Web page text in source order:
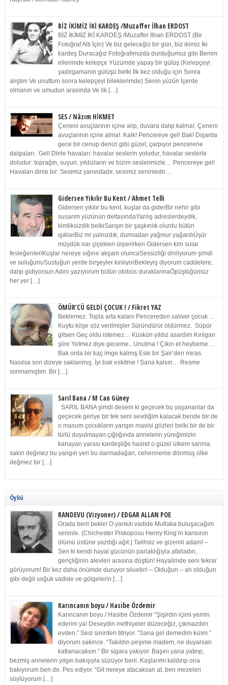
BİZ İKİMİZ İKİ KARDEŞ /Muzaffer İlhan ERDOST
BİZ İKİMİZ İKİ KARDEŞ /Muzaffer İlhan ERDOST (Bir
Fotoğraf Altı İçin) Ve biz geleceğiz bir gün, biz ikimiz İki
kardeş Duracağız Fotoğrafımızda durduğumuz gibi Benim
ellerimde kelepçe Yüzümde yapay bir gülüş (Kelepçeyi
yadırgamanın gülüşü belki İlk kez olduğu için Sonra
alıştım Ve unuttum sonra kelepçeyi bileklerimde) Senin yüzün İçerde
olmanın ve umudun arasında Ve ilk […]
SES / Nâzım HİKMET
Çeneni avuçlarının içine alıp, duvara dalıp kalma!. Çeneni
avuçlarının içine alma!. Kalk! Pencereye gel! Bak! Dışarda
gece bir cenup denizi gibi güzel, çarpıyor pencerene
dalgaları.. Gel! Dinle havaları: havalar seslerin yoludur, havalar seslerle
doludur: toprağın, suyun, yıldızların ve bizim seslerimizle… Pencereye gel!
Havaları dinle bir: Sesimiz yanındadır, sesimiz seninledir…
Gidersen Yıkılır Bu Kent / Ahmet Telli
Gidersen yıkılır bu kent, kuşlar da giderBir nehir gibi
susarım yüzünün deltasındaYanlış adreslerdeydik,
kimliksizdik belkiSarışın bir şaşkınlık olurdu bütün
ışıklarBiz mi yalnızdık, durmadan yağmur yağardıÜşür
müydük nar çiçekleri ürperirken Gidersen kim sular
fesleğenleriKuşlar nereye sığınır akşam oluncaSessizliği dinliyorum şimdi
ve soluğunuSustuğun yerde birşeyler kırılıyorBekleyiş diyorum caddelere,
dalıp gidiyorsun Adını yazıyorum bütün otobüs duraklarınaÖpüştüğümüz
her yer […]
ÖMÜR’CÜ GELDİ ÇOCUK ! / Fikret YAZ
Beklemez. Topla arta kalanı Pencereden satıver çocuk …
Kuytu köşe söz verilmişler Süründürür öldürmez. Süpür
gitsen Geç oldu istemez… Küskün yıldız asardım Kırılgan
şiire Yetmez diye geceme.. Unutma ! Çıkın et heybeme…
Bak orda bir kaç imge kalmış Eski bir Şair’den miras.
Nasılsa son dizeye saklanmış. İyi bak eskitme ! Sana kalsın… Resme
ısınmamıştım. Bir […]
Sarıl Bana / M Can Güney
SARIL BANA şimdi desem ki geçecek bu yaşananlar da
geçecek geriye bir tek seni sevdiğim kalacak bende bir de
o masum çocukların yangın mavisi gözleri belki bir de bir
türlü duyulmayan çığlığında annelerin yüreğimizin
kanayan yarası kardeşliğe hasret o güzel ülkem sanma
sakın değmez bu yangın yeri bu darmadağan, cehenneme dönmüş ülke
değmez bir […]
Öykü
RANDEVU (Vizyoner) / EDGAR ALLAN POE
Orada beni bekle! O yankılı vadide Mutlaka buluşacağım
seninle. (Chichester Piskoposu Henry King’in karısının
ölümü üstüne yazdığı ağıt.) Talihsiz ve gizemli adam! –
Sen ki kendi hayal gücünün parlaklığıyla afalladın,
gençliğinin alevleri arasına düştün! Hayalimde seni tekrar
görüyorum! Bir kez daha önümde duruyor siluetin! – Olduğun – ah olduğun
gibi değil soğuk vadide ve gölgelerin […]
Karıncanın boyu / Hasibe Özdemir
Karıncanın boyu / Hasibe Özdemir “Şişirdin içimi yemin
ederim ya! Deseydin methiyeler düzeceğiz, çıkmazdım
evden.” Sesi sinirden titriyor. “Sana gel demedim kızım.”
diyorum sakince. “Takıldın peşime madem, ne duyarsan
katlanacaksın.” Bir sigara yakıyor. Başını yana yatırıp,
bezmiş annelerin yılgın bakışıyla süzüyor beni. Kaşlarımı kaldırıp ona
bakıyorum ben de. Pes ediyor. “Git nereye atacaksan at, ben mezeleri
söylüyorum […]